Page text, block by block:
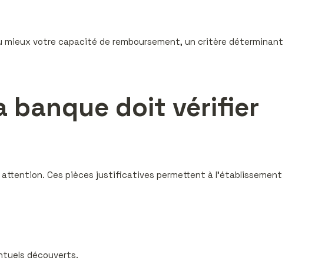
mieux votre capacité de remboursement, un critère déterminant
banque doit vérifier
Ces pièces justificatives permettent à l’établissement
découverts.